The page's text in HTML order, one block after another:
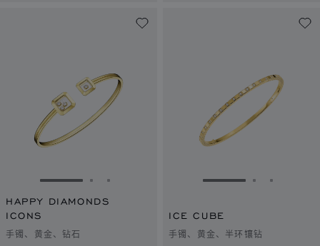
转到幻灯片 1转到幻灯片 2
转到幻灯片 3
HAPPY DIAMONDS
ICONS
手镯、黄金、钻石
转到幻灯片 1转到幻灯
转到幻
ICE CUBE
手镯、黄金、半环镶钻